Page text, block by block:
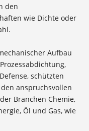
den
wie Dichte oder
Aufbau
schützten
anspruchsvollen
Branchen Chemie,
Öl und Gas, wie